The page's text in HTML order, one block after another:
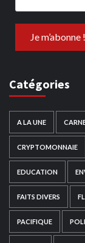
Catégories
A LA UNE
CRYPTOMONNAIE
EDUCATION
FAITS DIVERS
PACIFIQUE